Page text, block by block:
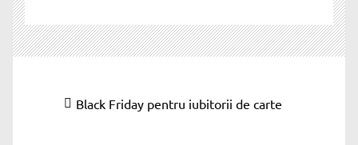
NavigareArticolul
Black Friday pentru iubitorii de carte